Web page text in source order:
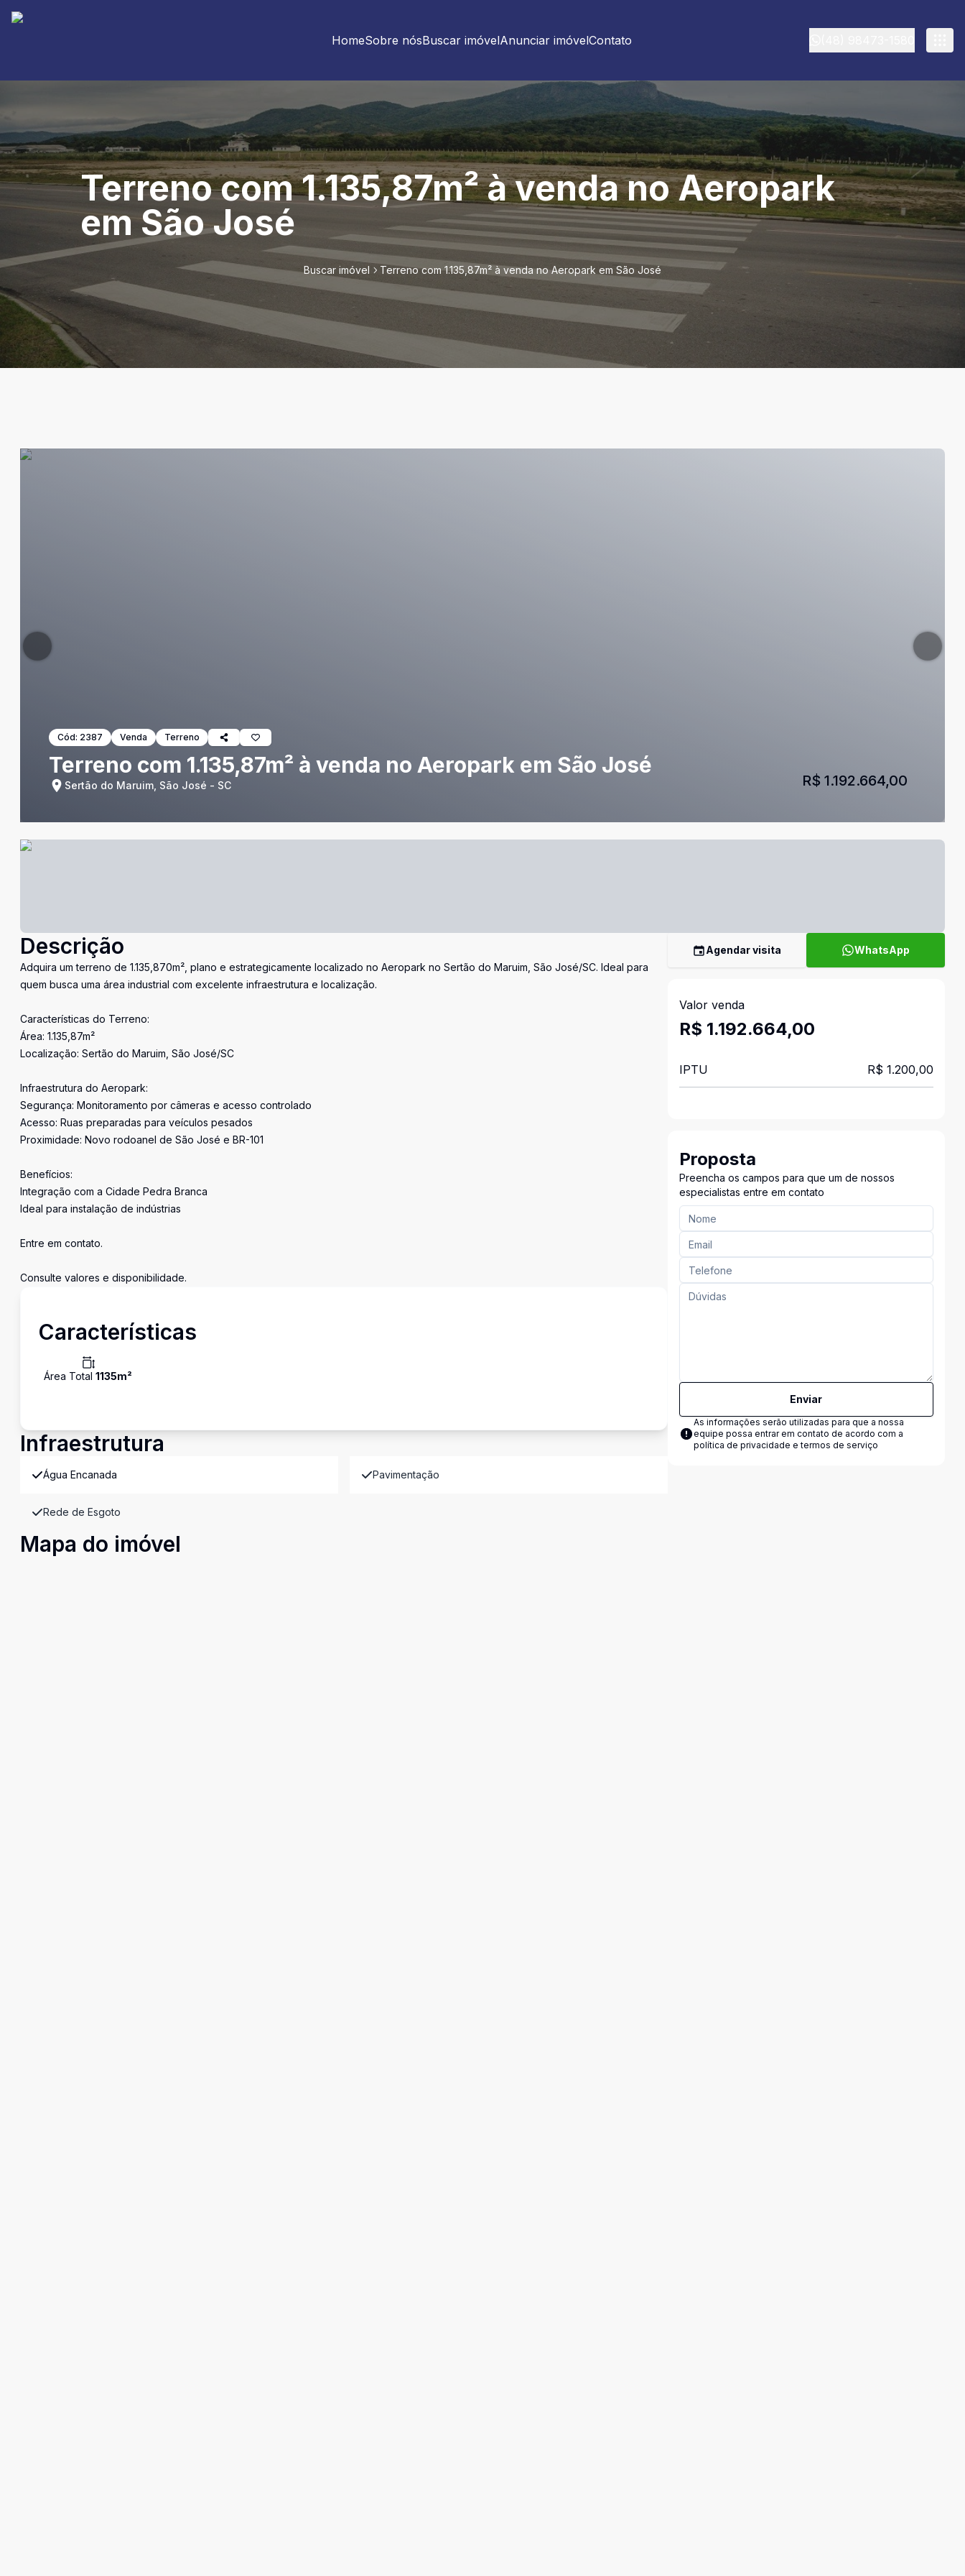
HomeSobre nósBuscar imóvelAnunciar imóvelContato
Terreno com 1.135,87m² à venda no Aeropark
em São José
Buscar imóvel Terreno com 1.135,87m² à venda no Aeropark em São José
Cód: 2387 Venda Terreno
Terreno com 1.135,87m² à venda no Aeropark em São José
Sertão do Maruim, São José - SC R$ 1.192.664,00
Descrição
Adquira um terreno de 1.135,870m², plano e estrategicamente localizado no Aeropark no Sertão do Maruim, São José/SC. Ideal para
quem busca uma área industrial com excelente infraestrutura e localização.
Características do Terreno:
Área: 1.135,87m²
Localização: Sertão do Maruim, São José/SC
Infraestrutura do Aeropark:
Segurança: Monitoramento por câmeras e acesso controlado
Acesso: Ruas preparadas para veículos pesados
Proximidade: Novo rodoanel de São José e BR-101
Benefícios:
Integração com a Cidade Pedra Branca
Ideal para instalação de indústrias
Entre em contato.
Consulte valores e disponibilidade.
Características
Área Total 1135m²
Infraestrutura
Água Encanada Pavimentação
Rede de Esgoto
Mapa do imóvel
Agendar visita WhatsApp
Valor venda
R$ 1.192.664,00
IPTU R$ 1.200,00
Proposta
Preencha os campos para que um de nossos
especialistas entre em contato
Enviar
As informações serão utilizadas para que a nossa
equipe possa entrar em contato de acordo com a
política de privacidade e termos de serviço